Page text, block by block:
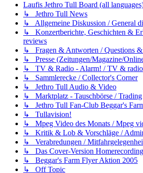
Laufis Jethro Tull Board (all
↳ Jethro Tull News
↳ Allgemeine Diskussion / General
↳ Konzertberichte, Geschichten &
reviews
↳ Fragen & Antworten / Questions &
↳ Presse (Zeitungen/Magazine/
↳ TV & Radio - Alarm! / TV & radio
↳ Sammlerecke / Collector's Corner
↳ Jethro Tull Audio & Video
↳ Marktplatz - Tauschbörse / Trading
↳ Jethro Tull Fan-Club Beggar's
↳ Tullavision!
↳ Mpeg Video des Monats / Mpeg
↳ Kritik & Lob & Vorschläge /
↳ Verabredungen /
↳ Das Cover-Version
↳ Beggar's Farm Flyer Aktion 2005
↳ Off Topic